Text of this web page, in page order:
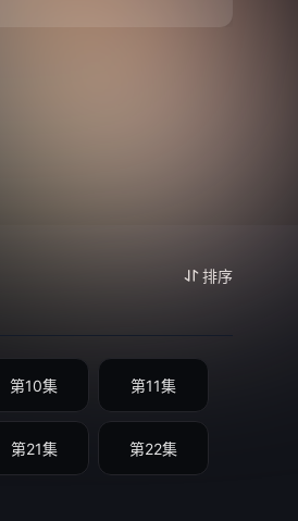
排序
第10集 第11集
第21集 第22集